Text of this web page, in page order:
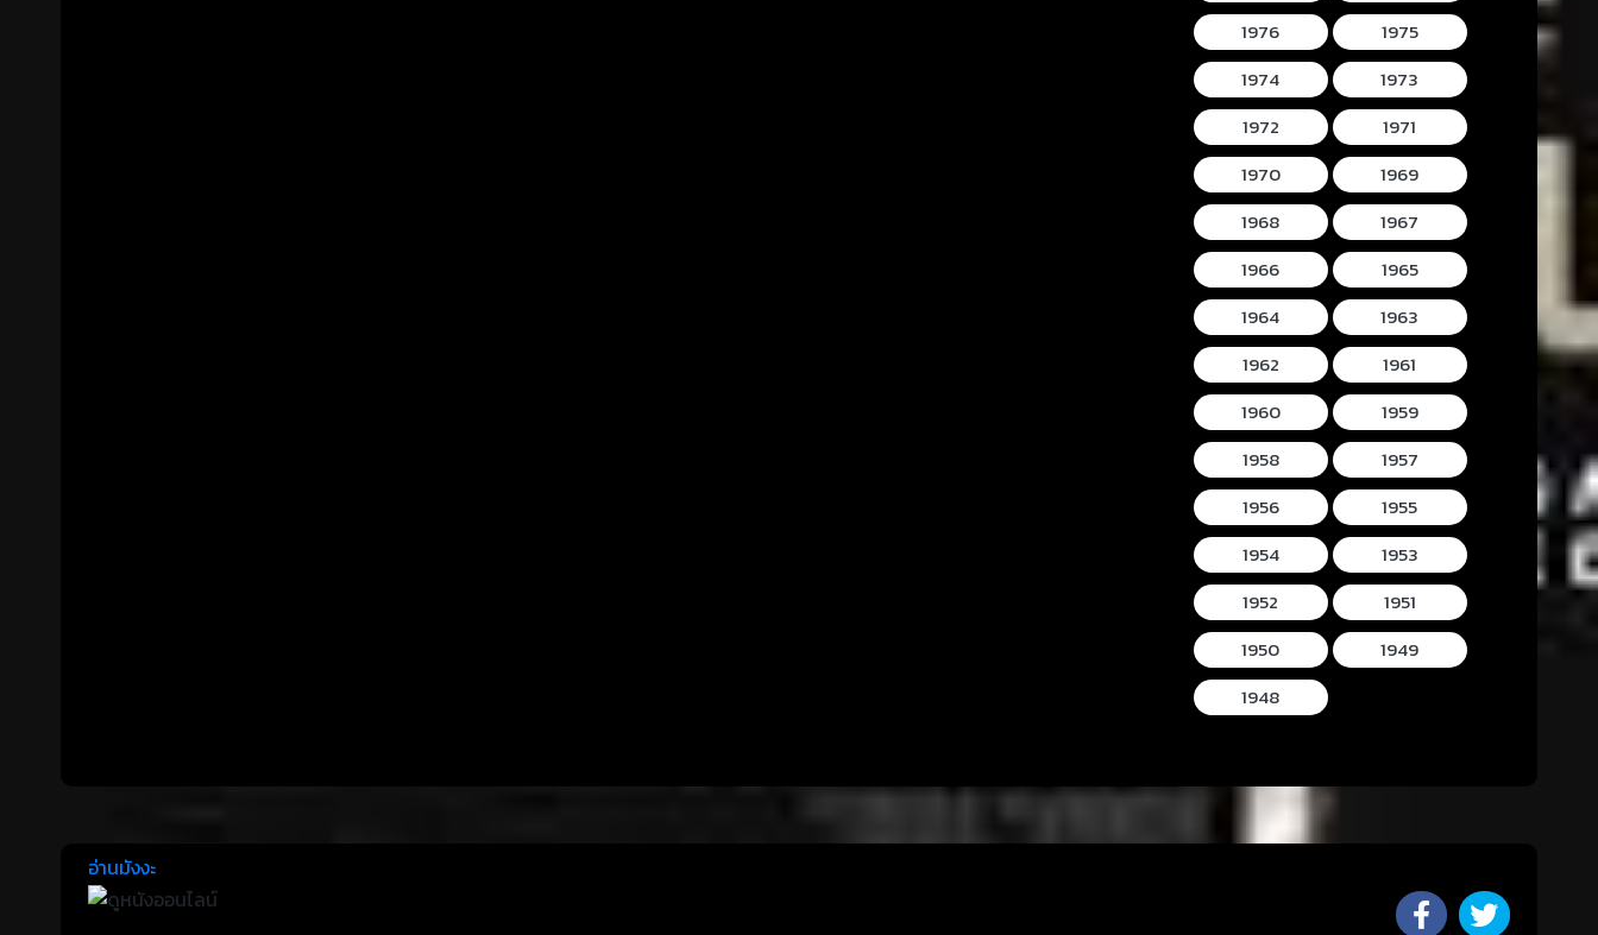
1976
1975
1974
1973
1972
1971
1970
1969
1968
1967
1966
1965
1964
1963
1962
1961
1960
1959
1958
1957
1956
1955
1954
1953
1952
1951
1950
1949
1948
อ่านมังงะ